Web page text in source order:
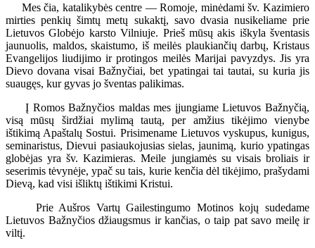
Mes čia, katalikybės centre — Romoje, minėdami šv. Kazimiero
mirties penkių šimtų metų sukaktį, savo dvasia nusikeliame prie
Lietuvos Globėjo karsto Vilniuje. Prieš mūsų akis iškyla šventasis
jaunuolis, maldos, skaistumo, iš meilės plaukiančių darbų, Kristaus
Evangelijos liudijimo ir protingos meilės Marijai pavyzdys. Jis yra
Dievo dovana visai Bažnyčiai, bet ypatingai tai tautai, su kuria jis
suaugęs, kur gyvas jo šventas palikimas.
Į Romos Bažnyčios maldas mes įjungiame Lietuvos Bažnyčią,
visą mūsų širdžiai mylimą tautą, per amžius tikėjimo vienybe
ištikimą Apaštalų Sostui. Prisimename Lietuvos vyskupus, kunigus,
seminaristus, Dievui pasiaukojusias sielas, jaunimą, kurio ypatingas
globėjas yra šv. Kazimieras. Meile jungiamės su visais broliais ir
seserimis tėvynėje, ypač su tais, kurie kenčia dėl tikėjimo, prašydami
Dievą, kad visi išliktų ištikimi Kristui.
Prie Aušros Vartų Gailestingumo Motinos kojų sudedame
Lietuvos Bažnyčios džiaugsmus ir kančias, o taip pat savo meilę ir
viltį.